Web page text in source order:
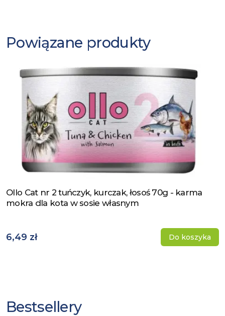
Powiązane produkty
Zobacz produkt
Ollo Cat nr 2 tuńczyk, kurczak, łosoś 70g - karma
mokra dla kota w sosie własnym
6,49 zł Do koszyka
Bestsellery